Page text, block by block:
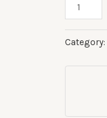
Category: